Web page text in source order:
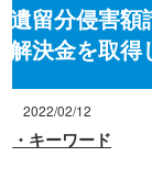
遺留分侵害
解決金を取得
2022/02/12
・キーワード